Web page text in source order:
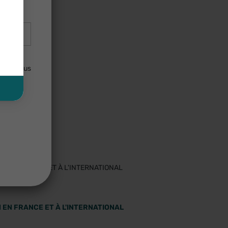
Test
2
EN FRANCE ET À L'INTERNATIONAL
Vous